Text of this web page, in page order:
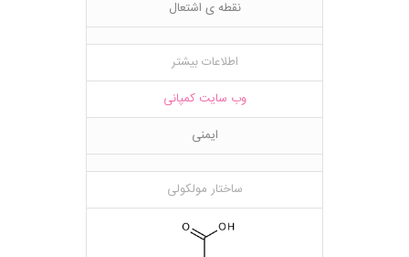
نقطه ی اشتعال
اطلاعات بیشتر
وب سایت کمپانی
ایمنی
ساختار مولکولی